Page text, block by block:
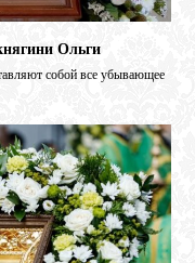
Ольги
собой все убывающее